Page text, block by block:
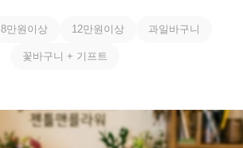
8만원이상 12만원이상 과일바구니
꽃바구니 + 기프트